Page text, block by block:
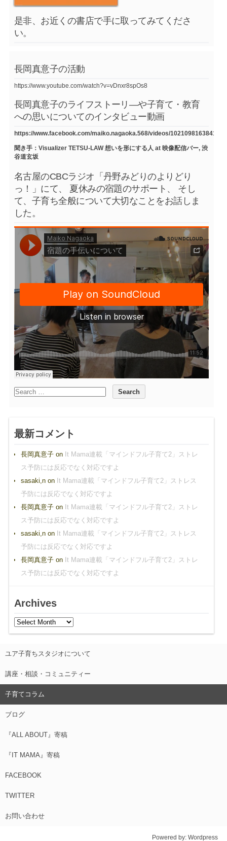
是非、お近くの書店で手に取ってみてくださ
い。
長岡真意子の活動
https://www.youtube.com/watch?v=vDnxr8spOs8
長岡真意子のライフストーリ―や子育て・教育
への思いについてのインタビュー動画
https://www.facebook.com/maiko.nagaoka.568/videos/
聞き手：Visualizer TETSU-LAW 想いを形にする人 at 映像配信バー, 渋
谷道玄坂
名古屋のCBCラジオ「丹野みどりのよりどり
っ！」にて、 夏休みの宿題のサポート、 そし
て、子育ち全般について大切なことをお話しま
した。
最新コメント
長岡真意子on It Mama連載「マインドフル子育て2」ストレ
ス予防には反応でなく対応ですよ
sasaki,non It Mama連載「マインドフル子育て2」ストレス
予防には反応でなく対応ですよ
長岡真意子on It Mama連載「マインドフル子育て2」ストレ
ス予防には反応でなく対応ですよ
sasaki,non It Mama連載「マインドフル子育て2」ストレス
予防には反応でなく対応ですよ
長岡真意子on It Mama連載「マインドフル子育て2」ストレ
ス予防には反応でなく対応ですよ
Archives
ユア子育ちスタジオについて
講座・相談・コミュニティー
子育てコラム
ブログ
『ALL ABOUT』寄稿
『IT MAMA』寄稿
FACEBOOK
TWITTER
お問い合わせ
Powered by:Wordpress